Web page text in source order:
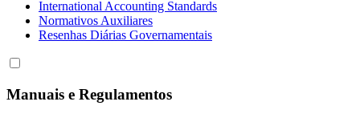
International Accounting Standards
Normativos Auxiliares
Resenhas Diárias Governamentais
Manuais e Regulamentos